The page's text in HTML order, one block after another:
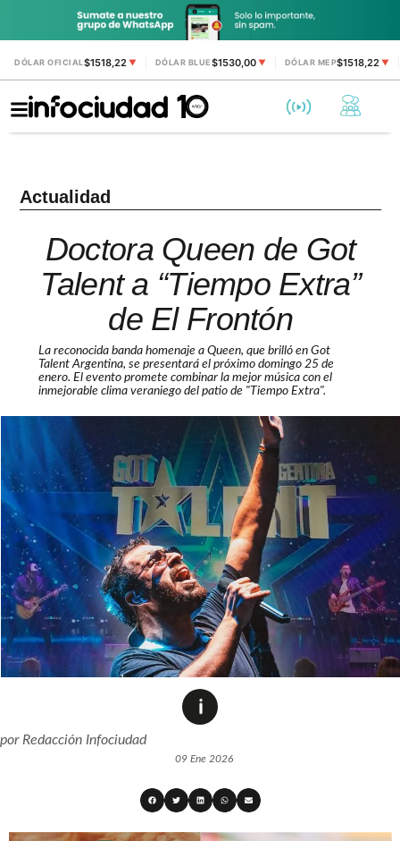
DÓLAR OFICIAL$1518,22 ▼ DÓLAR BLUE$1530,00 ▼ DÓLAR MEP$1518,22 ▼
Actualidad
Doctora Queen de Got
Talent a “Tiempo Extra”
de El Frontón
La reconocida banda homenaje a Queen, que brilló en Got
Talent Argentina, se presentará el próximo domingo 25 de
enero. El evento promete combinar la mejor música con el
inmejorable clima veraniego del patio de "Tiempo Extra".
porRedacción Infociudad
09 Ene 2026